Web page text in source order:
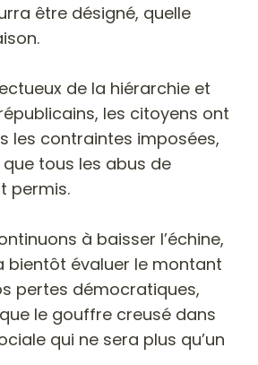
être désigné, quelle
de la hiérarchie et
les citoyens ont
les contraintes imposées,
tous les abus de
permis.
à baisser l’échine,
bientôt évaluer le montant
pertes démocratiques,
le gouffre creusé dans
qui ne sera plus qu’un